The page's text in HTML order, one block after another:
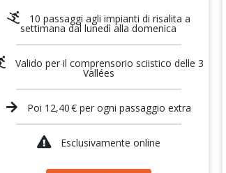
10 passaggi agli impianti di risalita a
settimana dal lunedì alla domenica
Valido per il comprensorio sciistico delle 3
Vallées
Poi 12,40 € per ogni passaggio extra
Esclusivamente online